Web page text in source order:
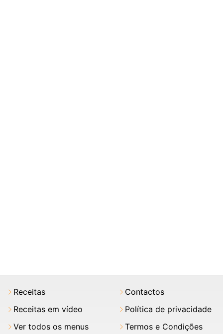
Receitas
Receitas em vídeo
Ver todos os menus
Contactos
Política de privacidade
Termos e Condições